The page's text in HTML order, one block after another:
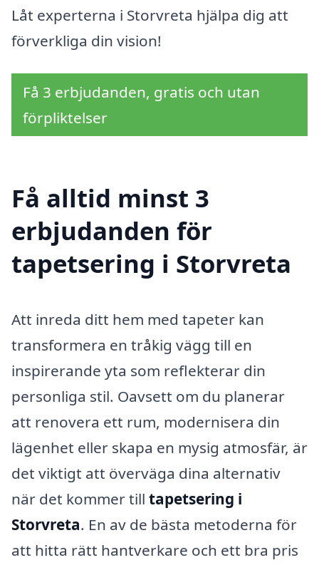
Låt experterna i Storvreta hjälpa dig att
förverkliga din vision!
Få 3 erbjudanden, gratis och utan
förpliktelser
Få alltid minst 3
erbjudanden för
tapetsering i Storvreta
Att inreda ditt hem med tapeter kan
transformera en tråkig vägg till en
inspirerande yta som reflekterar din
personliga stil. Oavsett om du planerar
att renovera ett rum, modernisera din
lägenhet eller skapa en mysig atmosfär, är
det viktigt att överväga dina alternativ
när det kommer till tapetsering i
Storvreta. En av de bästa metoderna för
att hitta rätt hantverkare och ett bra pris